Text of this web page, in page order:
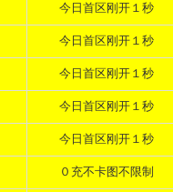
今日首区刚开１秒
今日首区刚开１秒
今日首区刚开１秒
今日首区刚开１秒
今日首区刚开１秒
０充不卡图不限制